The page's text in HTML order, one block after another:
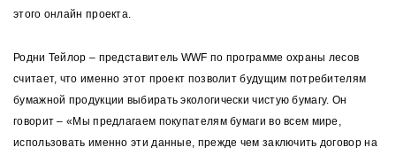
этого онлайн проекта.
Родни Тейлор – представитель WWF по программе охраны лесов
считает, что именно этот проект позволит будущим потребителям
бумажной продукции выбирать экологически чистую бумагу. Он
говорит – «Мы предлагаем покупателям бумаги во всем мире,
использовать именно эти данные, прежде чем заключить договор на